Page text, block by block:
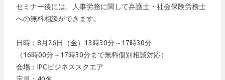
セミナー後には、人事労務に関して弁護士・社会保険労務士
への無料相談ができます。
日時：8月26日（金）13時30分～17時30分
（16時00分～17時30分まで無料個別相談対応）
会場：IPCビジネススクエア